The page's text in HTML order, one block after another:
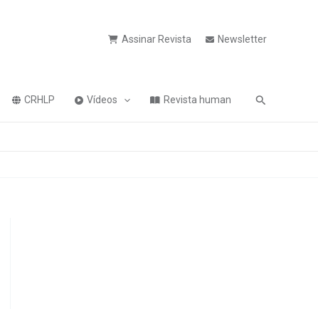
Assinar Revista Newsletter
CRHLP Vídeos Revista human Pesquisa